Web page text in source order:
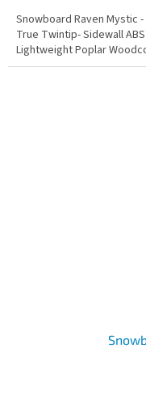
Snowboard Raven Mystic
True Twintip- Sidewall
Lightweight Poplar